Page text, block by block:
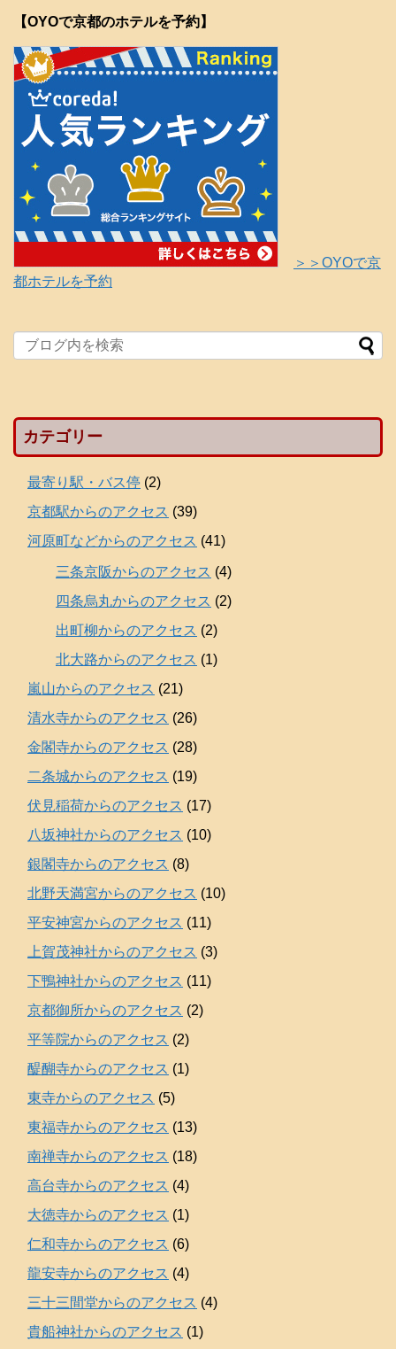
【OYOで京都のホテルを予約】
＞＞OYOで京
都ホテルを予約
カテゴリー
最寄り駅・バス停 (2)
京都駅からのアクセス (39)
河原町などからのアクセス (41)
三条京阪からのアクセス (4)
四条烏丸からのアクセス (2)
出町柳からのアクセス (2)
北大路からのアクセス (1)
嵐山からのアクセス (21)
清水寺からのアクセス (26)
金閣寺からのアクセス (28)
二条城からのアクセス (19)
伏見稲荷からのアクセス (17)
八坂神社からのアクセス (10)
銀閣寺からのアクセス (8)
北野天満宮からのアクセス (10)
平安神宮からのアクセス (11)
上賀茂神社からのアクセス (3)
下鴨神社からのアクセス (11)
京都御所からのアクセス (2)
平等院からのアクセス (2)
醍醐寺からのアクセス (1)
東寺からのアクセス (5)
東福寺からのアクセス (13)
南禅寺からのアクセス (18)
高台寺からのアクセス (4)
大徳寺からのアクセス (1)
仁和寺からのアクセス (6)
龍安寺からのアクセス (4)
三十三間堂からのアクセス (4)
貴船神社からのアクセス (1)